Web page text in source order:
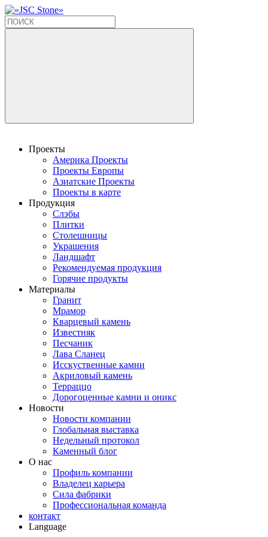
Проекты
Америка Проекты
Проекты Европы
Азиатские Проекты
Проекты в карте
Продукция
Слэбы
Плитки
Столешницы
Украшения
Ландшафт
Рекомендуемая продукция
Горячие продукты
Материалы
Гранит
Мрамор
Кварцевый камень
Известняк
Песчаник
Лава Сланец
Исскуственные камни
Акриловый камень
Терраццо
Дорогоценные камни и оникс
Новости
Новости компании
Глобальная выставка
Недельный протокол
Каменный блог
О нас
Профиль компании
Владелец карьера
Сила фабрики
Профессиональная команда
контакт
Language